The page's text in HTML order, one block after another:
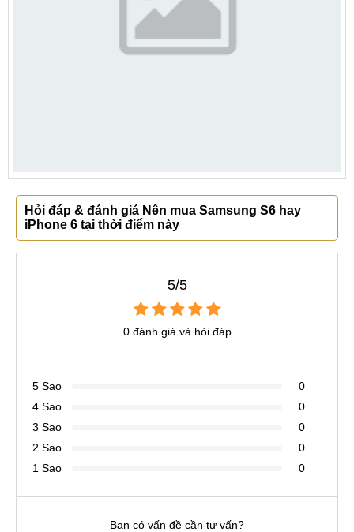
Hỏi đáp & đánh giá Nên mua Samsung S6 hay
iPhone 6 tại thời điểm này
5/5
0 đánh giá và hỏi đáp
5 Sao
0
4 Sao
0
3 Sao
0
2 Sao
0
1 Sao
0
Bạn có vấn đề cần tư vấn?